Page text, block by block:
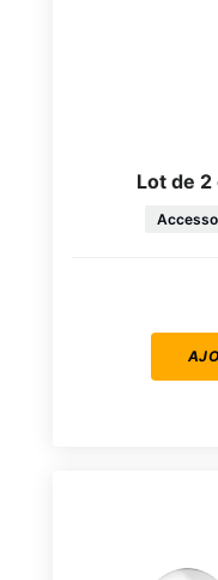
Lot de